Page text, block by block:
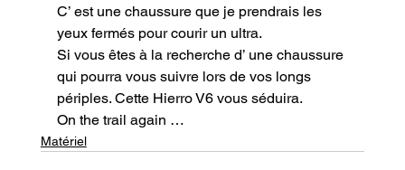
C’ est une chaussure que je prendrais les
yeux fermés pour courir un ultra.
Si vous êtes à la recherche d’ une chaussure
qui pourra vous suivre lors de vos longs
périples. Cette Hierro V6 vous séduira.
On the trail again …
Matériel